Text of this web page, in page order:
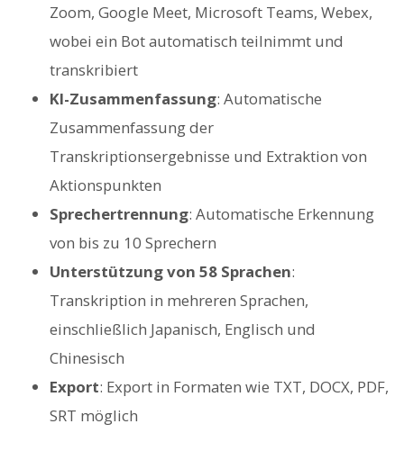
Zoom, Google Meet, Microsoft Teams, Webex,
wobei ein Bot automatisch teilnimmt und
transkribiert
KI-Zusammenfassung: Automatische
Zusammenfassung der
Transkriptionsergebnisse und Extraktion von
Aktionspunkten
Sprechertrennung: Automatische Erkennung
von bis zu 10 Sprechern
Unterstützung von 58 Sprachen:
Transkription in mehreren Sprachen,
einschließlich Japanisch, Englisch und
Chinesisch
Export: Export in Formaten wie TXT, DOCX, PDF,
SRT möglich